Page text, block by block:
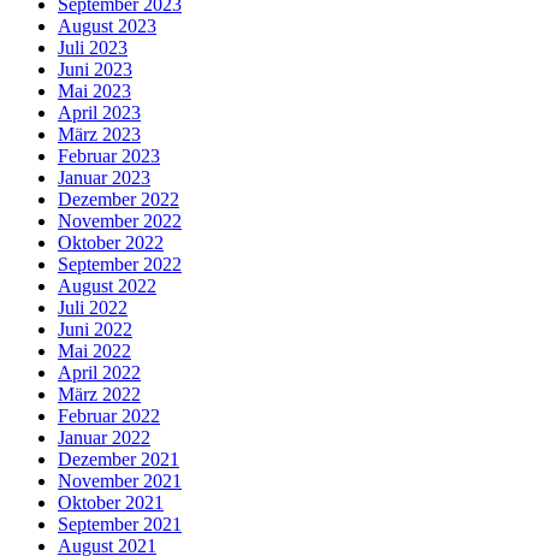
August 2023
Juli 2023
Juni 2023
Mai 2023
April 2023
März 2023
Februar 2023
Januar 2023
Dezember 2022
November 2022
Oktober 2022
September 2022
August 2022
Juli 2022
Juni 2022
Mai 2022
April 2022
März 2022
Februar 2022
Januar 2022
Dezember 2021
November 2021
Oktober 2021
September 2021
August 2021